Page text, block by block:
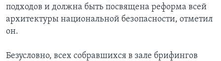
подходов и должна быть посвящена реформа всей
архитектуры национальной безопасности, отметил
он.
Безусловно, всех собравшихся в зале брифингов